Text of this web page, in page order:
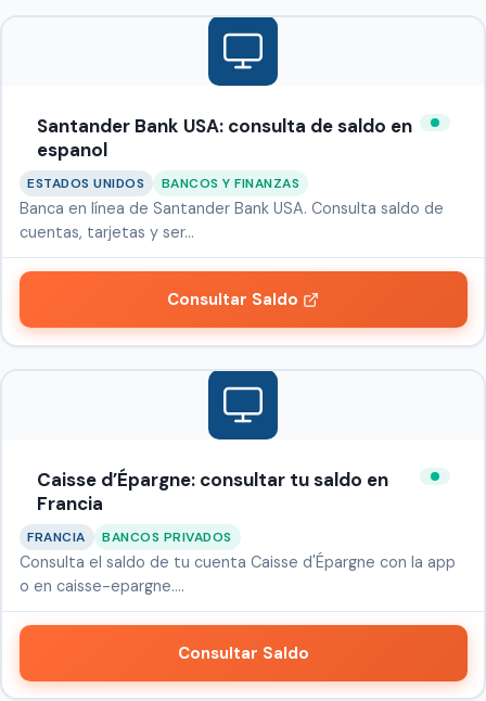
Santander Bank USA: consulta de saldo en
espanol
ESTADOS UNIDOS BANCOS Y FINANZAS
Banca en línea de Santander Bank USA. Consulta saldo de
cuentas, tarjetas y ser…
Consultar Saldo
Caisse d’Épargne: consultar tu saldo en
Francia
FRANCIA BANCOS PRIVADOS
Consulta el saldo de tu cuenta Caisse d'Épargne con la app
o en caisse-epargne.…
Consultar Saldo